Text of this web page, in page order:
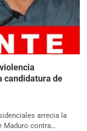
candidatura de
arrecia la
Maduro contra…